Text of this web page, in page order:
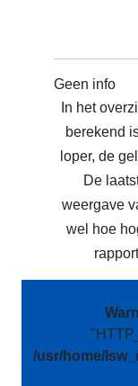
Geen info
In het
berekend
loper, de
De
weergave
wel hoe
/usr/home/